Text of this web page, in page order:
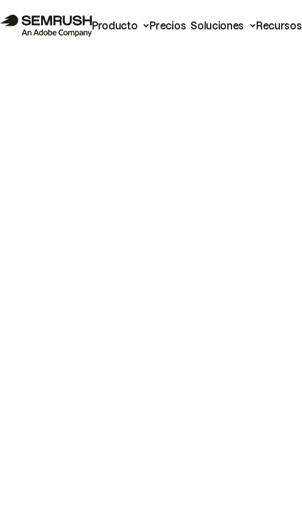
Producto Precios Soluciones Recursos